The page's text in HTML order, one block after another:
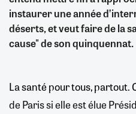
instaurer une année
déserts, et veut faire de la
cause" de son quinquennat.
La santé pour tous, partout.
de Paris si elle est élue